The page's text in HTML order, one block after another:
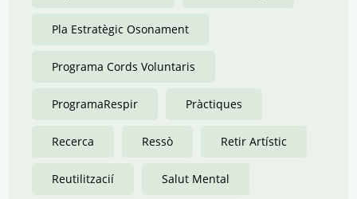
Pla Estratègic Osonament
Programa Cords Voluntaris
ProgramaRespir Pràctiques
Recerca Ressò Retir Artístic
Reutilitzacií Salut Mental